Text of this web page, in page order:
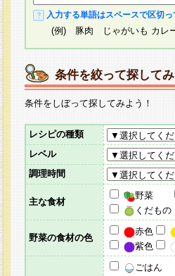
入力する単語はスペースで区切
(例) 豚肉 じゃがいも カレ
条件を絞って探して
条件をしぼって探してみよう！
レシピの種類
レベル
調理時間
主な食材
野菜
くだもの
野菜の食材の色
赤色
紫色
ごはん